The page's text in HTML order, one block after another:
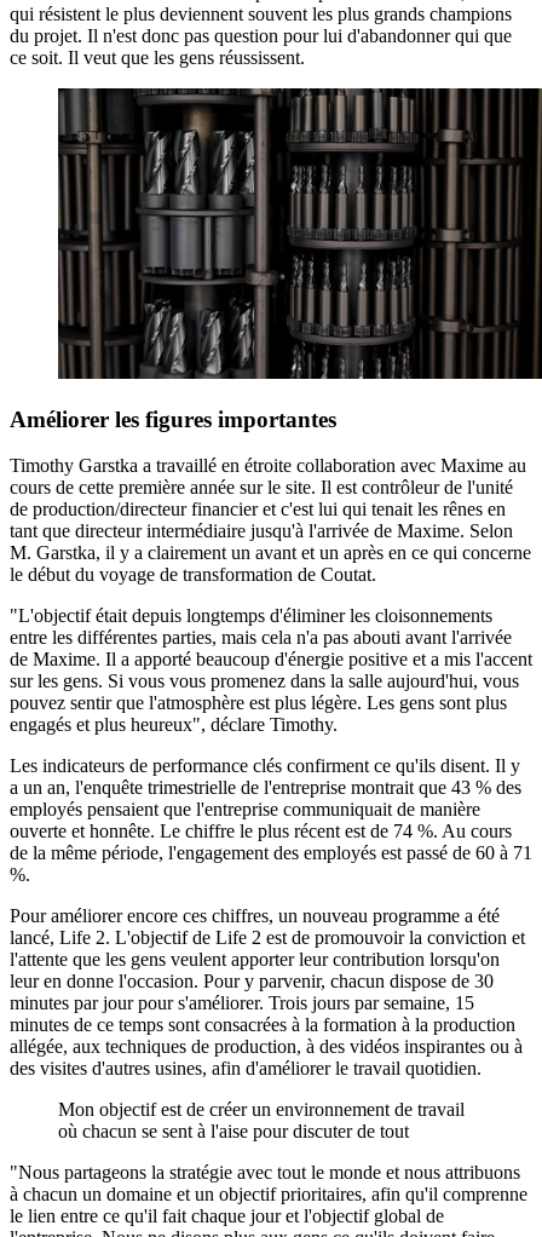
qui résistent le plus deviennent souvent les plus grands champions
du projet. Il n'est donc pas question pour lui d'abandonner qui que
ce soit. Il veut que les gens réussissent.
Améliorer les figures importantes
Timothy Garstka a travaillé en étroite collaboration avec Maxime au
cours de cette première année sur le site. Il est contrôleur de l'unité
de production/directeur financier et c'est lui qui tenait les rênes en
tant que directeur intermédiaire jusqu'à l'arrivée de Maxime. Selon
M. Garstka, il y a clairement un avant et un après en ce qui concerne
le début du voyage de transformation de Coutat.
"L'objectif était depuis longtemps d'éliminer les cloisonnements
entre les différentes parties, mais cela n'a pas abouti avant l'arrivée
de Maxime. Il a apporté beaucoup d'énergie positive et a mis l'accent
sur les gens. Si vous vous promenez dans la salle aujourd'hui, vous
pouvez sentir que l'atmosphère est plus légère. Les gens sont plus
engagés et plus heureux", déclare Timothy.
Les indicateurs de performance clés confirment ce qu'ils disent. Il y
a un an, l'enquête trimestrielle de l'entreprise montrait que 43 % des
employés pensaient que l'entreprise communiquait de manière
ouverte et honnête. Le chiffre le plus récent est de 74 %. Au cours
de la même période, l'engagement des employés est passé de 60 à 71
%.
Pour améliorer encore ces chiffres, un nouveau programme a été
lancé, Life 2. L'objectif de Life 2 est de promouvoir la conviction et
l'attente que les gens veulent apporter leur contribution lorsqu'on
leur en donne l'occasion. Pour y parvenir, chacun dispose de 30
minutes par jour pour s'améliorer. Trois jours par semaine, 15
minutes de ce temps sont consacrées à la formation à la production
allégée, aux techniques de production, à des vidéos inspirantes ou à
des visites d'autres usines, afin d'améliorer le travail quotidien.
Mon objectif est de créer un environnement de travail
où chacun se sent à l'aise pour discuter de tout
"Nous partageons la stratégie avec tout le monde et nous attribuons
à chacun un domaine et un objectif prioritaires, afin qu'il comprenne
le lien entre ce qu'il fait chaque jour et l'objectif global de